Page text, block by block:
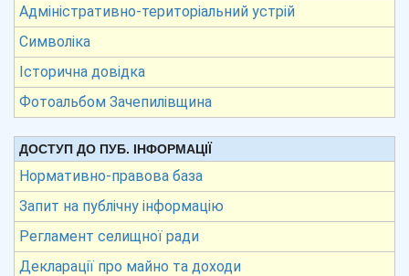
Адміністративно-територіальний устрій
Символіка
Історична довідка
Фотоальбом Зачепилівщина
ДОСТУП ДО ПУБ. ІНФОРМАЦІЇ
Нормативно-правова база
Запит на публічну інформацію
Регламент селищної ради
Декларації про майно та доходи